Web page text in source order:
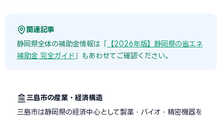
関連記事
静岡県全体の補助金情報は「
【2026年版】静岡県の省エネ
補助金 完全ガイド 」もあわせてご確認ください。
三島市の産業・経済構造
三島市は静岡県の経済中心として製薬・バイオ・精密機器を